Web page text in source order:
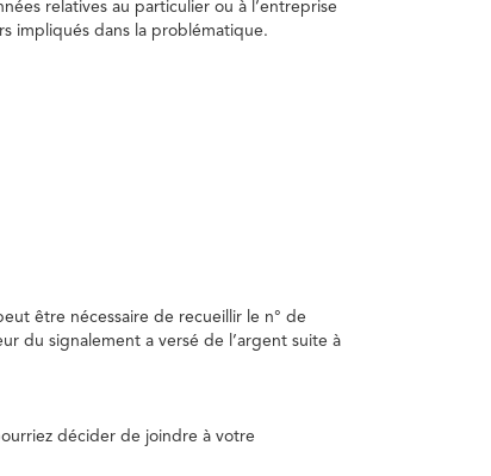
relatives au particulier ou à l’entreprise
impliqués dans la problématique.
être nécessaire de recueillir le n° de
du signalement a versé de l’argent suite à
décider de joindre à votre